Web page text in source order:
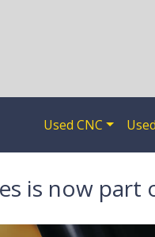
Used CNC
is now